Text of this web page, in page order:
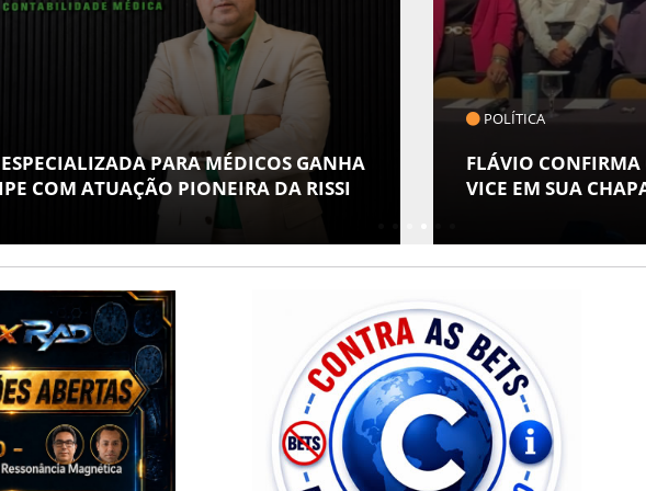
O DEPUTADO ALFREDO GASPAR COMO
COTIDIANO
ESPECIAL EM
POVOS INDÍGENAS